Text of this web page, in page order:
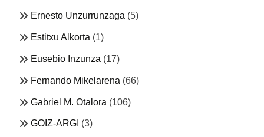
Ernesto Unzurrunzaga (5)
Estitxu Alkorta (1)
Eusebio Inzunza (17)
Fernando Mikelarena (66)
Gabriel M. Otalora (106)
GOIZ-ARGI (3)